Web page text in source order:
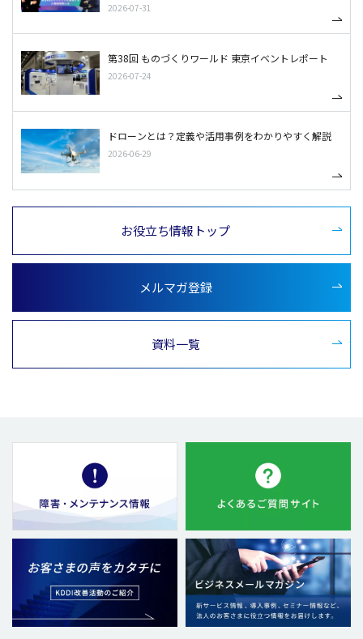
2026-07-31
第38回 ものづくりワールド 東京イベントレポート
2026-07-24
ドローンとは？定義や活用事例をわかりやすく解説
2026-06-29
お役立ち情報トップ
メルマガ登録
資料一覧